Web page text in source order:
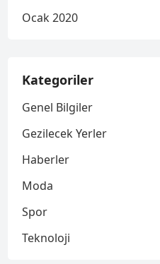
Ocak 2020
Kategoriler
Genel Bilgiler
Gezilecek Yerler
Haberler
Moda
Spor
Teknoloji